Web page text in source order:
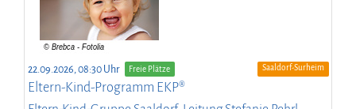
22.09.2026, 08:30 Uhr Freie Plätze Saaldorf-Surheim
Eltern-Kind-Programm EKP®